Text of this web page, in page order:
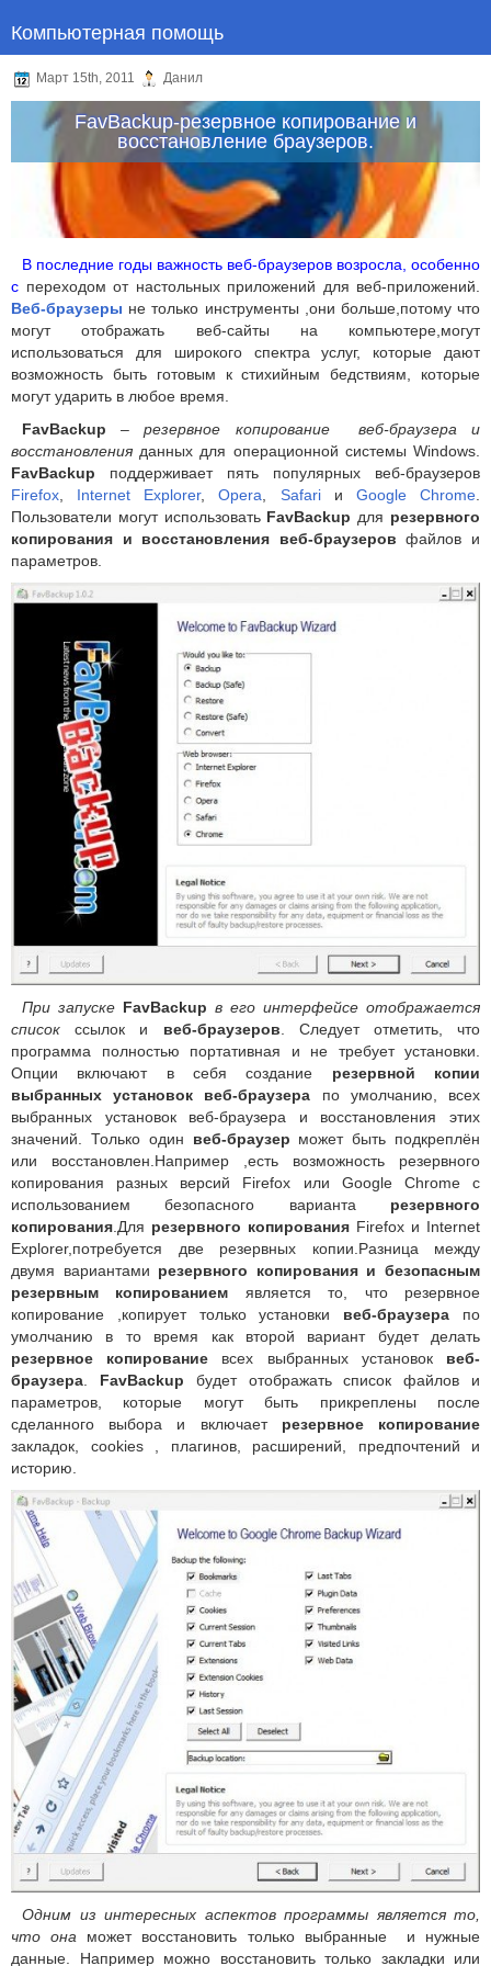
Компьютерная помощь
Март 15th, 2011 Данил
FavBackup-резервное копирование и
восстановление браузеров.
В последние годы важность веб-браузеров возросла, особенно
с переходом от настольных приложений для веб-приложений.
Веб-браузеры не только инструменты ,они больше,потому что
могут отображать веб-сайты на компьютере,могут
использоваться для широкого спектра услуг, которые дают
возможность быть готовым к стихийным бедствиям, которые
могут ударить в любое время.
FavBackup–резервное копирование веб-браузера и
восстановления данных для операционной системы Windows.
FavBackup поддерживает пять популярных веб-браузеров
Firefox
Internet Explorer,Opera Safariи Google Chrome
Пользователи могут использовать FavBackup для резервного
копирования и восстановления веб-браузеров файлов и
параметров.
При запуске FavBackup в его интерфейсе отображается
список ссылок и веб-браузеров. Следует отметить, что
программа полностью портативная и не требует установки.
Опции включают в себя создание резервной копии
выбранных установок веб-браузера по умолчанию, всех
выбранных установок веб-браузера и восстановления этих
значений. Только один веб-браузер может быть подкреплён
или восстановлен.Например ,есть возможность резервного
копирования разных версий Firefox или Google Chrome с
использованием безопасного варианта резервного
копирования.Для резервного копирования Firefox и Internet
Explorer,потребуется две резервных копии.Разница между
двумя вариантами резервного копирования и безопасным
резервным копированием является то, что резервное
копирование ,копирует только установки веб-браузера по
умолчанию в то время как второй вариант будет делать
резервное копирование всех выбранных установок веб-
браузера. FavBackup будет отображать список файлов и
параметров, которые могут быть прикреплены после
сделанного выбора и включает резервное копирование
закладок, cookies , плагинов, расширений, предпочтений и
историю.
Одним из интересных аспектов программы является то,
что она может восстановить только выбранные и нужные
данные. Например можно восстановить только закладки или